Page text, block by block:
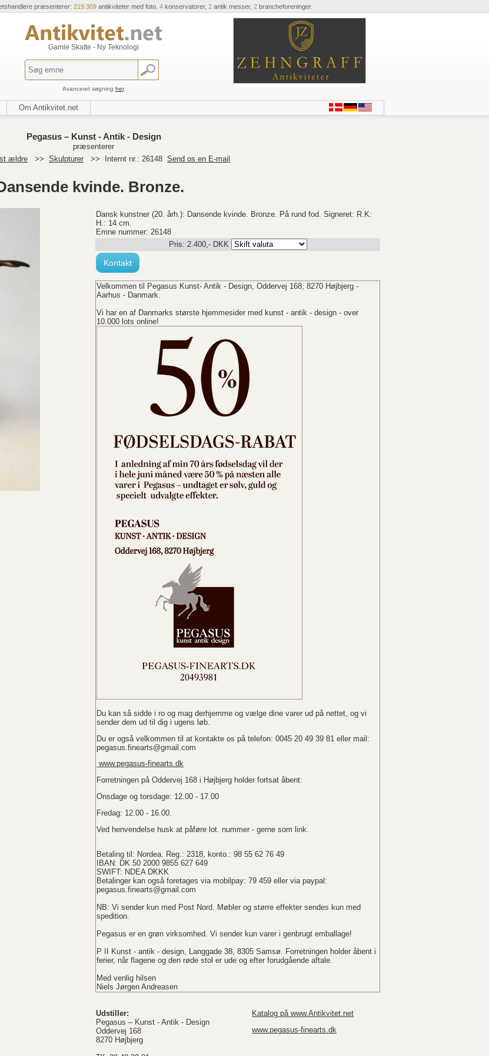
præsenterer: 219.309antikviteter med foto. 4konservatorer, 2antik messer, 2brancheforeninger.
Gamle Skatte - Ny Teknologi
Avanceret søgning her.
Om Antikvitet.net
Pegasus – Kunst - Antik - Design
præsenterer
ældre >> Skulpturer >> Internt nr.: 26148 Send os en E-mail
kvinde. Bronze.
Dansk kunstner (20. årh.): Dansende kvinde. Bronze. På rund fod. Signeret: R.K:
H.: 14 cm.
Emne nummer: 26148
Pris: 2.400,- DKK
Kontakt
Velkommen til Pegasus Kunst- Antik - Design, Oddervej 168, 8270 Højbjerg -
Aarhus - Danmark.
Vi har en af Danmarks største hjemmesider med kunst - antik - design - over
10.000 lots online!
Du kan så sidde i ro og mag derhjemme og vælge dine varer ud på nettet, og vi
sender dem ud til dig i ugens løb.
Du er også velkommen til at kontakte os på telefon: 0045 20 49 39 81 eller mail:
pegasus.finearts@gmail.com
www.pegasus-finearts.dk
Forretningen på Oddervej 168 i Højbjerg holder fortsat åbent:
Onsdage og torsdage: 12.00 - 17.00
Fredag: 12.00 - 16.00.
Ved henvendelse husk at påføre lot. nummer - gerne som link.
Betaling til: Nordea. Reg.: 2318, konto.: 98 55 62 76 49
IBAN: DK 50 2000 9855 627 649
SWIFT: NDEA DKKK
Betalinger kan også foretages via mobilpay: 79 459 eller via paypal:
pegasus.finearts@gmail.com
NB: Vi sender kun med Post Nord. Møbler og større effekter sendes kun med
spedition.
Pegasus er en grøn virksomhed. Vi sender kun varer i genbrugt emballage!
P II Kunst - antik - design, Langgade 38, 8305 Samsø. Forretningen holder åbent i
ferier, når flagene og den røde stol er ude og efter forudgående aftale.
Med venlig hilsen
Niels Jørgen Andreasen
Udstiller:
Pegasus – Kunst - Antik - Design
Oddervej 168
8270 Højbjerg
Katalog på www.Antikvitet.net
www.pegasus-finearts.dk